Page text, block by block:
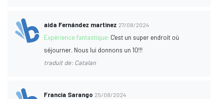
aida Fernández martinez 27/08/2024
Expérience fantastique: C'est un super endroit où
séjourner. Nous lui donnons un 10!!!
traduit de: Catalan
Francia Sarango 25/08/2024